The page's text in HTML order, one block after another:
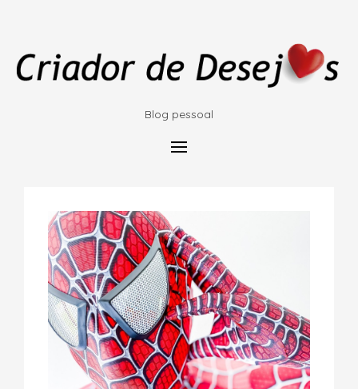
Blog pessoal